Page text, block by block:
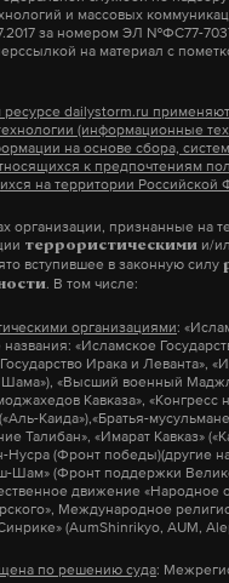
служащие на
способна
мир
начнут
Например, в
не разваливаться
а также
не пороховым
током. Кроме того, в
так называемая
позволит
вызывая у них
скорее
— «ужасная
LOOK press/Leonid
на Daily Storm в
там, где тормозит
есть вTelegram, Дзен
и массовых
за номером ЭЛ №ФС77-
на материал с
dailystorm.ru
(информационные
на основе сбора,
к предпочтениям
на территории Российской
организации, признанные на
террористическими и/
вступившее в законную силу
. В том числе:
организациями:
названия: «Исламское
Ирака и Леванта»,
Шама»), «Высший военный
Кавказа», «Конгресс
Каида»),«Братья-
Талибан», «Имарат Кавказ»
Нусра (Фронт победы)(другие
Шам» (Фронт поддержки
движение «Народное
Международное
(AumShinrikyo, AUM,
по решению суда: